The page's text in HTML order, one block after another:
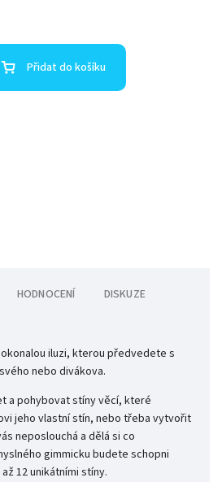
Přidat do košíku
HODNOCENÍ
DISKUZE
iluzi, kterou předvedete s
nebo divákova.
a pohybovat stíny věcí, které
jeho vlastní stín, nebo třeba vytvořit
neposlouchá a dělá si co
gimmicku budete schopni
12 unikátními stíny.